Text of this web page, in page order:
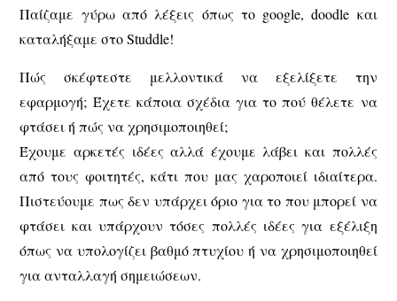
Παίζαμε γύρω από λέξεις όπως το google, doodle και
καταλήξαμε στο Studdle!
Πώς σκέφτεστε μελλοντικά να εξελίξετε την
εφαρμογή; Έχετε κάποια σχέδια για το πού θέλετε να
φτάσει ή πώς να χρησιμοποιηθεί;
Έχουμε αρκετές ιδέες αλλά έχουμε λάβει και πολλές
από τους φοιτητές, κάτι που μας χαροποιεί ιδιαίτερα.
Πιστεύουμε πως δεν υπάρχει όριο για το που μπορεί να
φτάσει και υπάρχουν τόσες πολλές ιδέες για εξέλιξη
όπως να υπολογίζει βαθμό πτυχίου ή να χρησιμοποιηθεί
για ανταλλαγή σημειώσεων.